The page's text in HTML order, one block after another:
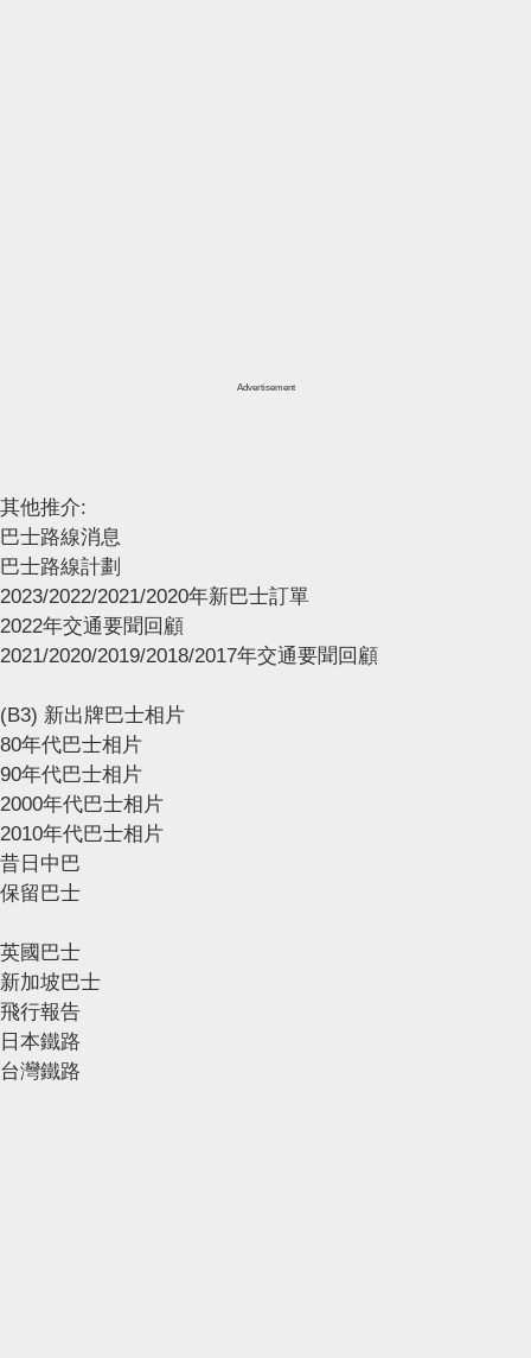
Advertisement
其他推介:
巴士路線消息
巴士路線計劃
2023/2022/2021/2020年新巴士訂單
2022年交通要聞回顧
2021/2020/2019/2018/2017年交通要聞回顧
(B3) 新出牌巴士相片
80年代巴士相片
90年代巴士相片
2000年代巴士相片
2010年代巴士相片
昔日中巴
保留巴士
英國巴士
新加坡巴士
飛行報告
日本鐵路
台灣鐵路